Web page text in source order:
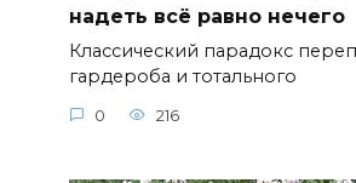
надеть всё равно нечего
Классический парадокс
гардероба и тотального
0 216